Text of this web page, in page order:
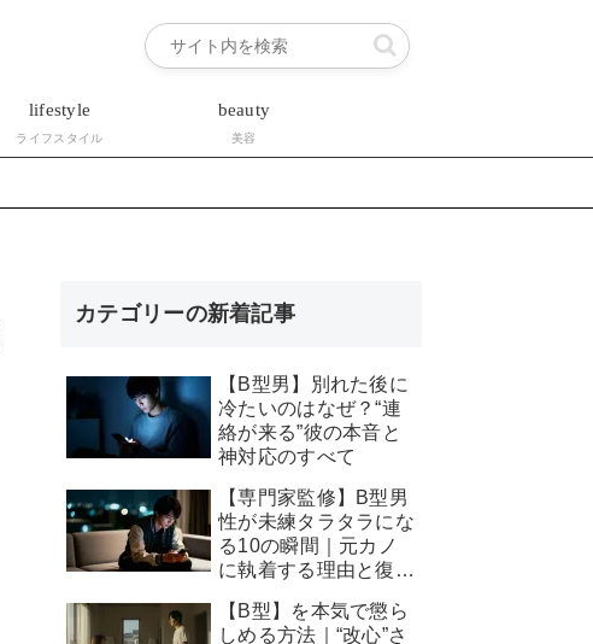
lifestyle
ライフスタイル
beauty
美容
カテゴリーの新着記事
【B型男】別れた後に
冷たいのはなぜ？“連
絡が来る”彼の本音と
神対応のすべて
【専門家監修】B型男
性が未練タラタラにな
る10の瞬間｜元カノ
に執着する理由と復縁
【B型】を本気で懲ら
しめる方法｜“改心”さ